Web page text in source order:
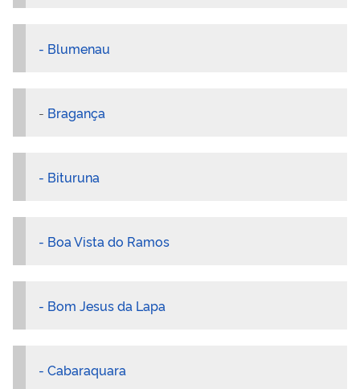
- Blumenau
- Bragança
- Bituruna
- Boa Vista do Ramos
- Bom Jesus da Lapa
- Cabaraquara